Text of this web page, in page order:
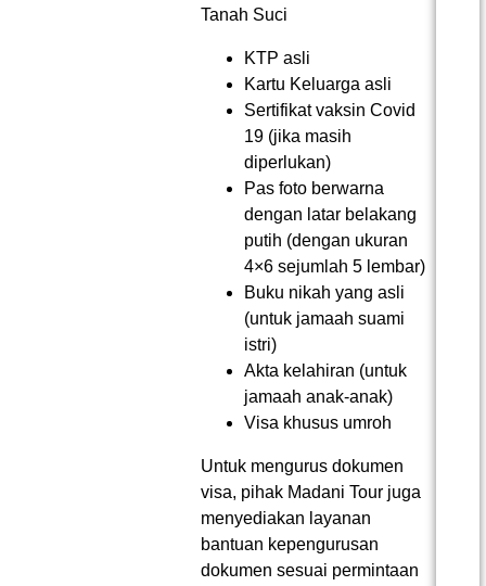
Tanah Suci
KTP asli
Kartu Keluarga asli
Sertifikat vaksin Covid
19 (jika masih
diperlukan)
Pas foto berwarna
dengan latar belakang
putih (dengan ukuran
4×6 sejumlah 5 lembar)
Buku nikah yang asli
(untuk jamaah suami
istri)
Akta kelahiran (untuk
jamaah anak-anak)
Visa khusus umroh
Untuk mengurus dokumen
visa, pihak Madani Tour juga
menyediakan layanan
bantuan kepengurusan
dokumen sesuai permintaan